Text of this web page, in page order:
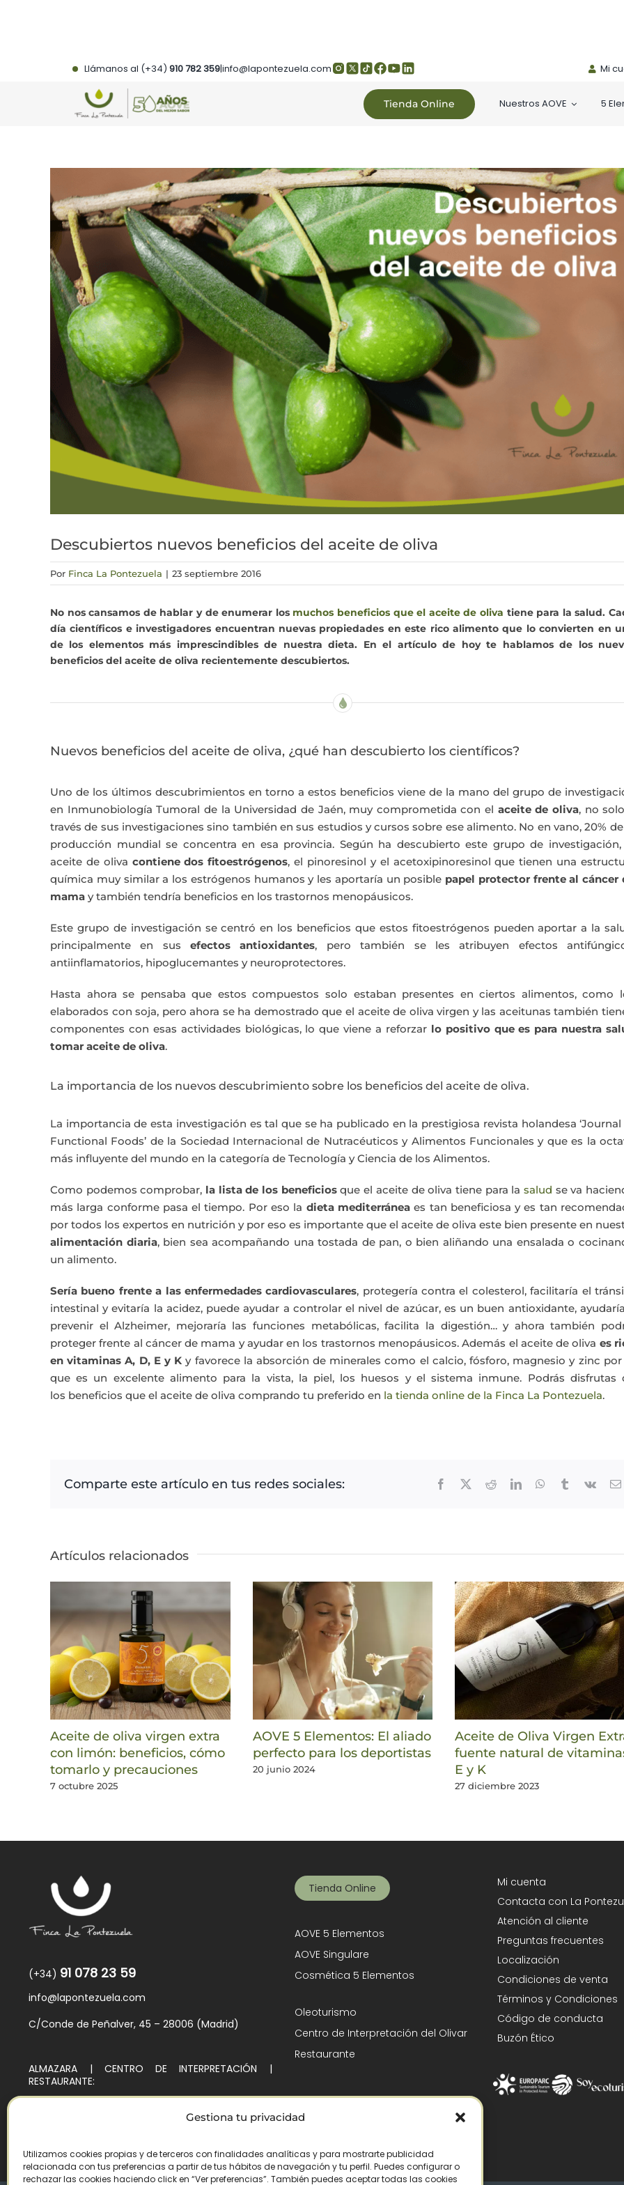
Gestiona tu privacidad
Utilizamos cookies propias y de terceros con finalidades analíticas y para mostrarte publicidad
relacionada con tus preferencias a partir de tus hábitos de navegación y tu perfil. Puedes configurar o
rechazar las cookies haciendo click en “Ver preferencias”. También puedes aceptar todas las cookies
Llámanos al (+34) 910 782 359|info@lapontezuela.com Mi
Tienda Online Nuestros AOVE 5
Descubiertos nuevos beneficios del aceite de oliva
Por Finca La Pontezuela | 23 septiembre 2016
No nos cansamos de hablar y de enumerar los muchos beneficios que el aceite de oliva tiene para la salud.
día científicos e investigadores encuentran nuevas propiedades en este rico alimento que lo convierten en
de los elementos más imprescindibles de nuestra dieta. En el artículo de hoy te hablamos de los
beneficios del aceite de oliva recientemente descubiertos.
Nuevos beneficios del aceite de oliva, ¿qué han descubierto los científicos?
Uno de los últimos descubrimientos en torno a estos beneficios viene de la mano del grupo de
en Inmunobiología Tumoral de la Universidad de Jaén, muy comprometida con el aceite de oliva, no
través de sus investigaciones sino también en sus estudios y cursos sobre ese alimento. No en vano, 20%
producción mundial se concentra en esa provincia. Según ha descubierto este grupo de investigación,
aceite de oliva contiene dos fitoestrógenos, el pinoresinol y el acetoxipinoresinol que tienen una
química muy similar a los estrógenos humanos y les aportaría un posible papel protector frente al cáncer
mama y también tendría beneficios en los trastornos menopáusicos.
Este grupo de investigación se centró en los beneficios que estos fitoestrógenos pueden aportar a la
principalmente en susefectos antioxidantes, pero también se les atribuyen efectos
antiinflamatorios, hipoglucemantes y neuroprotectores.
Hasta ahora se pensaba que estos compuestos solo estaban presentes en ciertos alimentos, como
elaborados con soja, pero ahora se ha demostrado que el aceite de oliva virgen y las aceitunas también
componentes con esas actividades biológicas, lo que viene a reforzarlo positivo que es para nuestra
tomar aceite de oliva.
La importancia de los nuevos descubrimiento sobre los beneficios del aceite de oliva.
La importancia de esta investigación es tal que se ha publicado en la prestigiosa revista holandesa
Functional Foods’ de la Sociedad Internacional de Nutracéuticos y Alimentos Funcionales y que es la
más influyente del mundo en la categoría de Tecnología y Ciencia de los Alimentos.
Como podemos comprobar, la lista de los beneficiosque el aceite de oliva tiene para la salud se va
más larga conforme pasa el tiempo. Por eso la dieta mediterráneaes tan beneficiosa y es tan
por todos los expertos en nutrición y por eso es importante que el aceite de oliva este bien presente en
alimentación diaria, bien sea acompañando una tostada de pan, o bien aliñando una ensalada o
un alimento.
Sería bueno frente a las enfermedades cardiovasculares, protegería contra el colesterol, facilitaría el
intestinal y evitaría la acidez, puede ayudar a controlar el nivel de azúcar, es un buen antioxidante,
prevenir el Alzheimer, mejoraría las funciones metabólicas, facilita la digestión… y ahora también
proteger frente al cáncer de mama y ayudar en los trastornos menopáusicos. Además el aceite de oliva es
en vitaminas A, D, E y K y favorece la absorción de minerales como el calcio, fósforo, magnesio y zinc por
que es un excelente alimento para la vista, la piel, los huesos y el sistema inmune. Podrás disfrutas
los beneficios que el aceite de oliva comprando tu preferido en la tienda online de la Finca La Pontezuela.
Comparte este artículo en tus redes sociales: Facebook RedditLinkedInWhatsApp
TumblrVk
Artículos relacionados
Aceite de oliva virgen extra
con limón: beneficios, cómo
tomarlo y precauciones
7 octubre 2025
AOVE 5 Elementos: El aliado
perfecto para los deportistas
20 junio 2024
Aceite de Oliva Virgen
fuente natural de
E y K
27 diciembre 2023
(+34) 91 078 23 59
info@lapontezuela.com
C/Conde de Peñalver, 45 – 28006 (Madrid)
ALMAZARA | CENTRO DE INTERPRETACIÓN |
RESTAURANTE:
45140 – Los Navalmorales (Toledo)
Tienda Online
AOVE 5 Elementos
AOVE Singulare
Cosmética 5 Elementos
Oleoturismo
Centro de Interpretación del Olivar
Restaurante
Mi cuenta
Contacta con La
Atención al cliente
Preguntas frecuentes
Localización
Condiciones de venta
Términos y Condiciones
Código de conducta
Buzón Ético